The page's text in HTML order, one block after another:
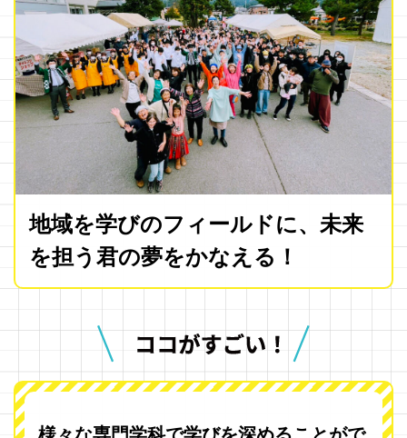
地域を学びのフィールドに、未来
を担う君の夢をかなえる！